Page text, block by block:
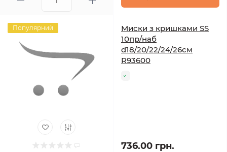
Популярний
Миски з кришками SS
10пр/наб
d18/20/22/24/26см
R93600
736.00 грн.